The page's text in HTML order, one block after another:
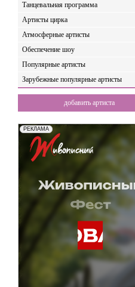
Танцевальная программа
Артисты цирка
Атмосферные артисты
Обеспечение шоу
Популярные артисты
Зарубежные популярные артисты
добавить артиста